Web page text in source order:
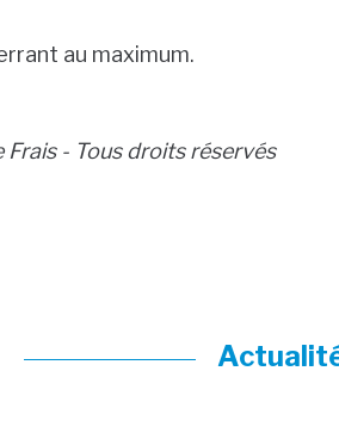
au maximum.
- Tous droits réservés